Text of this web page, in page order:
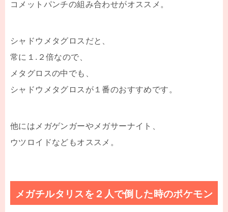
コメットパンチの組み合わせがオススメ。
シャドウメタグロスだと、
常に１.２倍なので、
メタグロスの中でも、
シャドウメタグロスが１番のおすすめです。
他にはメガゲンガーやメガサーナイト、
ウツロイドなどもオススメ。
メガチルタリスを２人で倒した時のポケモン